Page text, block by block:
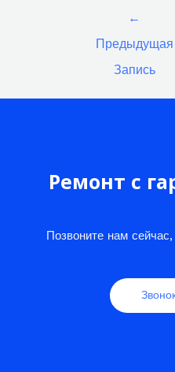
←
Предыдущая
Запись
Ремонт с
Позвоните нам